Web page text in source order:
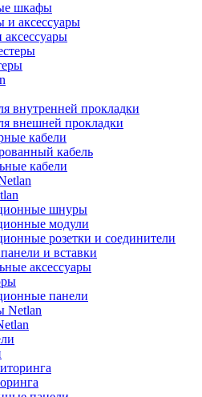
шкафы
внутренней прокладки
внешней прокладки
кабели
кабель
кабели
шнуры
модули
розетки и соединители
и вставки
аксессуары
панели